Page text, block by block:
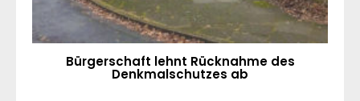
Bürgerschaft lehnt Rücknahme des
Denkmalschutzes ab